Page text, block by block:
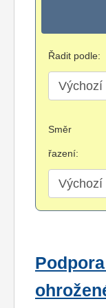
Řadit podle:
Směr
řazení: